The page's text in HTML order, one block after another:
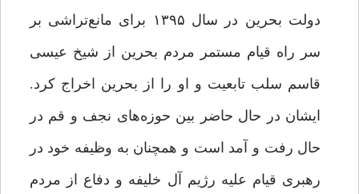
دولت بحرین در سال ۱۳۹۵ برای مانع‌تراشی بر
سر راه قیام مستمر مردم بحرین از شیخ عیسی
قاسم سلب تابعیت و او را از بحرین اخراج کرد.
ایشان در حال حاضر بین حوزه‌های نجف و قم در
حال رفت و آمد است و همچنان به وظیفه خود در
رهبری قیام علیه رژیم آل خلیفه و دفاع از مردم